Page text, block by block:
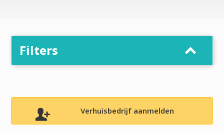
Filters
Verhuisbedrijf aanmelden